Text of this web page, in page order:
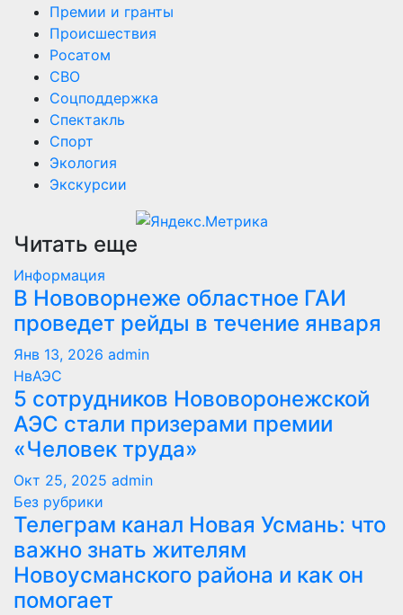
Премии и гранты
Происшествия
Росатом
СВО
Соцподдержка
Спектакль
Спорт
Экология
Экскурсии
Читать еще
Информация
В Нововорнеже областное ГАИ
проведет рейды в течение января
Янв 13, 2026 admin
НвАЭС
5 сотрудников Нововоронежской
АЭС стали призерами премии
«Человек труда»
Окт 25, 2025 admin
Без рубрики
Телеграм канал Новая Усмань: что
важно знать жителям
Новоусманского района и как он
помогает